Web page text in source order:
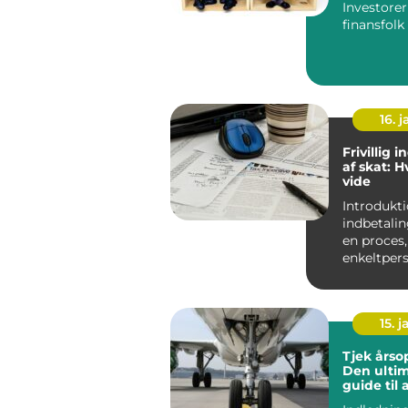
finansfolk ? En
16.
Frivillig
af skat:
vide
Introduktion
en
15.
Tjek
Den
guide til